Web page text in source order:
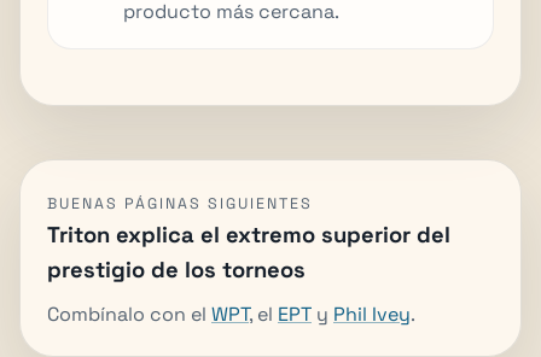
producto más cercana.
BUENAS PÁGINAS SIGUIENTES
Triton explica el extremo superior del
prestigio de los torneos
Combínalo con el WPT, el EPT y Phil Ivey.